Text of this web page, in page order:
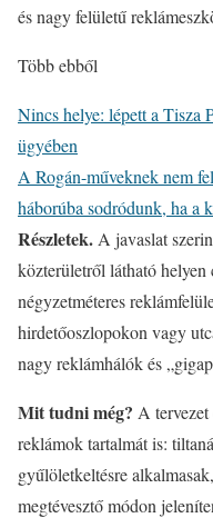
és nagy felületű
Több ebből
Nincs helye: lépett a Tisza
ügyében
A Rogán-műveknek nem
háborúba sodródunk, ha a
Részletek. A javaslat
közterületről látható
négyzetméteres
hirdetőoszlopokon vagy
nagy reklámhálók és
Mit tudni még? A
reklámok tartalmát is:
gyűlöletkeltésre
megtévesztő módon